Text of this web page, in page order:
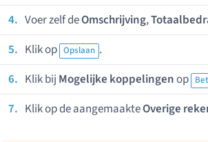
Voer zelf deOmschrijving,
Klik op Opslaan .
Klik bij Mogelijke koppelingenop
Klik op de aangemaakteOverige